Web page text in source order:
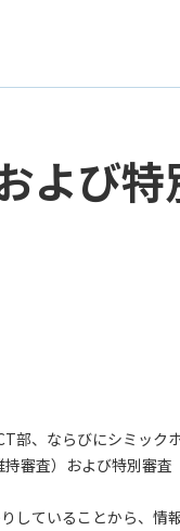
よび
、ならびにシミック
審査）および特別審
ていることから、情